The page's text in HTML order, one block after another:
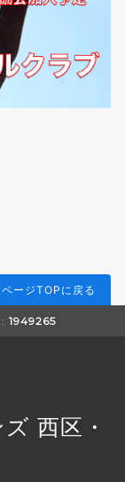
ページTOPに戻る
1949265
西区・